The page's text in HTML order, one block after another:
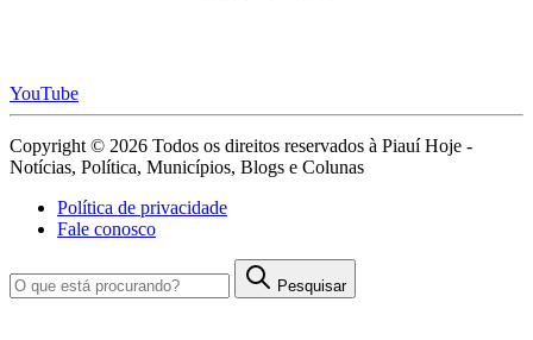
YouTube
Copyright © 2026 Todos os direitos reservados à Piauí Hoje -
Notícias, Política, Municípios, Blogs e Colunas
Política de privacidade
Fale conosco
Pesquisar